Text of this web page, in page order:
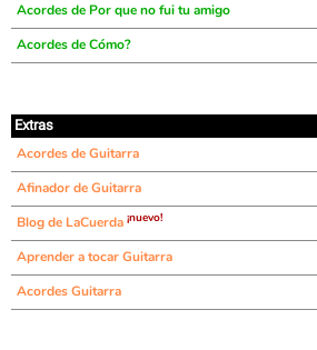
Acordes de Por que no fui tu amigo
Acordes de Cómo?
Extras
Acordes de Guitarra
Afinador de Guitarra
Blog de LaCuerda ¡nuevo!
Aprender a tocar Guitarra
Acordes Guitarra